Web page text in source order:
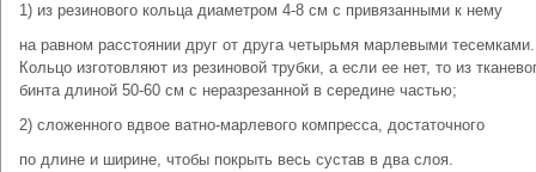
1) из резинового кольца диаметром 4-8 см с привязанными к нему
на равном расстоянии друг от друга четырьмя марлевыми тесемками.
Кольцо изготовляют из резиновой трубки, а если ее нет, то из
бинта длиной 50-60 см с неразрезанной в середине частью;
2) сложенного вдвое ватно-марлевого компресса, достаточного
по длине и ширине, чтобы покрыть весь сустав в два слоя.